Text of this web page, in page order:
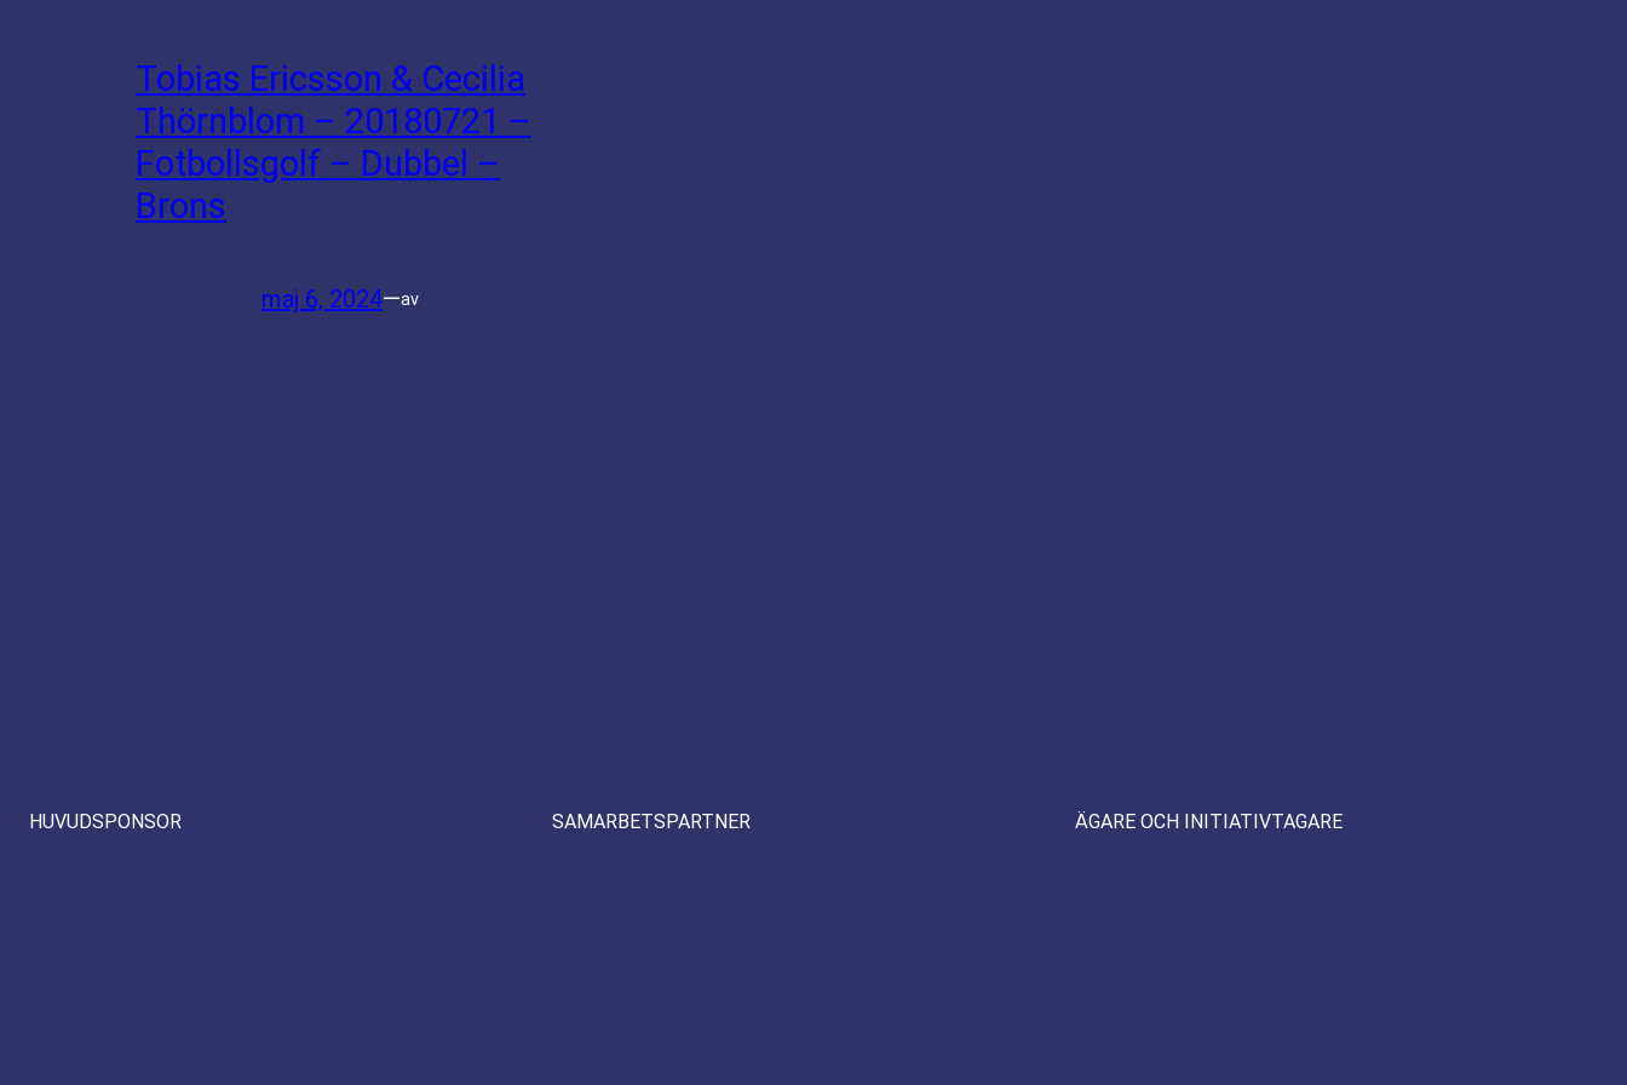
Tobias Ericsson & Cecilia
Thörnblom – 20180721 –
Fotbollsgolf – Dubbel –
Brons
maj 6, 2024—av
HUVUDSPONSOR SAMARBETSPARTNER ÄGARE OCH INITIATIVTAGARE